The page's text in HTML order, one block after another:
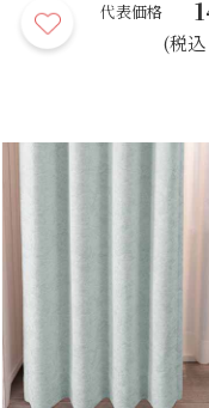
代表価格
(税